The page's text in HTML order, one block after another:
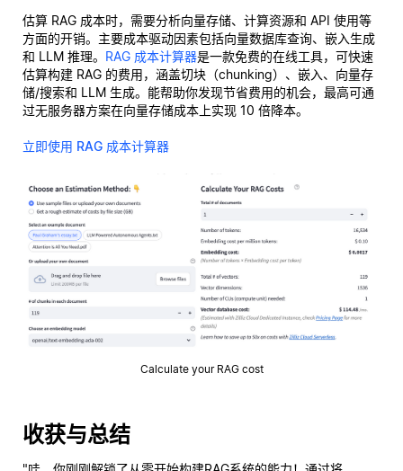
估算 RAG 成本时，需要分析向量存储、计算资源和 API 使用等
方面的开销。主要成本驱动因素包括向量数据库查询、嵌入生成
和 LLM 推理。 RAG 成本计算器是一款免费的在线工具，可快速
估算构建 RAG 的费用，涵盖切块（chunking）、嵌入、向量存
储/搜索和 LLM 生成。能帮助你发现节省费用的机会，最高可通
过无服务器方案在向量存储成本上实现 10 倍降本。
立即使用 RAG 成本计算器
Calculate your RAG cost
收获与总结